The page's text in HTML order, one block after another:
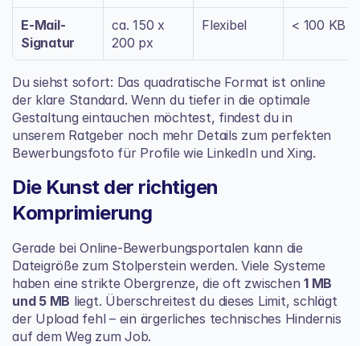
E-Mail-
Signatur
ca. 150 x
200 px
Flexibel < 100 KB
Du siehst sofort: Das quadratische Format ist online
der klare Standard. Wenn du tiefer in die optimale
Gestaltung eintauchen möchtest, findest du in
Bewerbungsfoto für Profile wie LinkedIn und Xing.
Die Kunst der richtigen
Komprimierung
Gerade bei Online-Bewerbungsportalen kann die
Dateigröße zum Stolperstein werden. Viele Systeme
haben eine strikte Obergrenze, die oft zwischen 1 MB
und 5 MB liegt. Überschreitest du dieses Limit, schlägt
der Upload fehl – ein ärgerliches technisches Hindernis
auf dem Weg zum Job.